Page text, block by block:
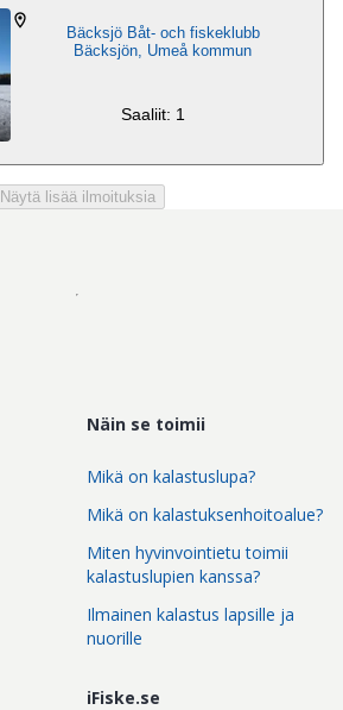
Bäcksjö Båt- och fiskeklubb
Bäcksjön, Umeå kommun
Saaliit: 1
Näytä lisää ilmoituksia
Näin se toimii
Mikä on kalastuslupa?
Mikä on kalastuksenhoitoalue?
Miten hyvinvointietu toimii
kalastuslupien kanssa?
Ilmainen kalastus lapsille ja
nuorille
iFiske.se